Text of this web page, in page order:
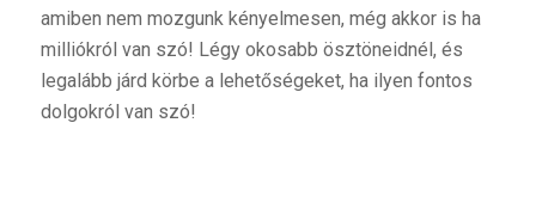
amiben nem mozgunk kényelmesen, még akkor is ha
milliókról van szó! Légy okosabb ösztöneidnél, és
legalább járd körbe a lehetőségeket, ha ilyen fontos
dolgokról van szó!